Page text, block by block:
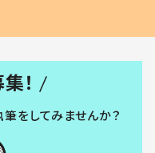
！
をしてみませんか？